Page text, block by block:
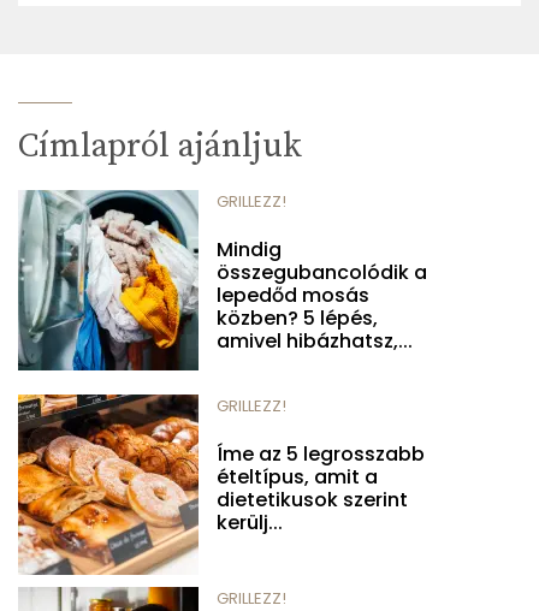
Címlapról ajánljuk
GRILLEZZ!
Mindig
összegubancolódik a
lepedőd mosás
közben? 5 lépés,
amivel hibázhatsz,...
GRILLEZZ!
Íme az 5 legrosszabb
ételtípus, amit a
dietetikusok szerint
kerülj...
GRILLEZZ!